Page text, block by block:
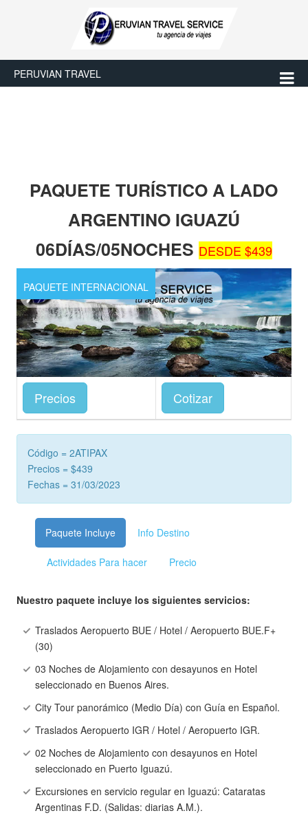
PERUVIAN TRAVEL
PAQUETE TURÍSTICO A LADO
ARGENTINO IGUAZÚ
06DÍAS/05NOCHES DESDE $439
PAQUETE INTERNACIONAL
Precios Cotizar
Código = 2ATIPAX
Precios = $439
Fechas = 31/03/2023
Paquete Incluye Info Destino
Actividades Para hacer Precio
Nuestro paquete incluye los siguientes servicios:
Traslados Aeropuerto BUE / Hotel / Aeropuerto BUE.F+
(30)
03 Noches de Alojamiento con desayunos en Hotel
seleccionado en Buenos Aires.
City Tour panorámico (Medio Día) con Guía en Español.
Traslados Aeropuerto IGR / Hotel / Aeropuerto IGR.
02 Noches de Alojamiento con desayunos en Hotel
seleccionado en Puerto Iguazú.
Excursiones en servicio regular en Iguazú: Cataratas
Argentinas F.D. (Salidas: diarias A.M.).